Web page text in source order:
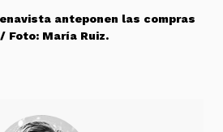
anteponen las compras
Foto: María Ruiz.